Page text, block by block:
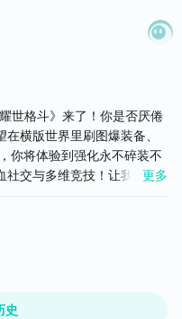
世格斗》来了！你是否厌倦
横版世界里刷图爆装备、
你将体验到强化永不碎装不
社交与多维竞技！让我们带
粹的格斗爽感！
更多
史